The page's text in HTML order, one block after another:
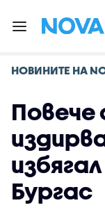
НОВИНИТЕ НА
Повече
Бургас